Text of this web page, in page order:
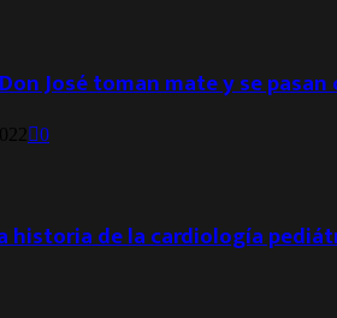
José toman mate y se
0
historia de la cardiología